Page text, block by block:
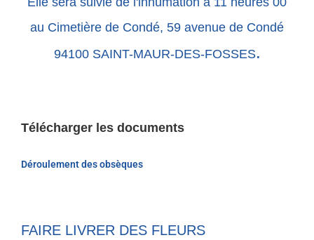
au Cimetière de Condé, 59 avenue de Condé
94100 SAINT-MAUR-DES-FOSSES.
Télécharger les documents
Déroulement des obsèques
FAIRE LIVRER DES FLEURS